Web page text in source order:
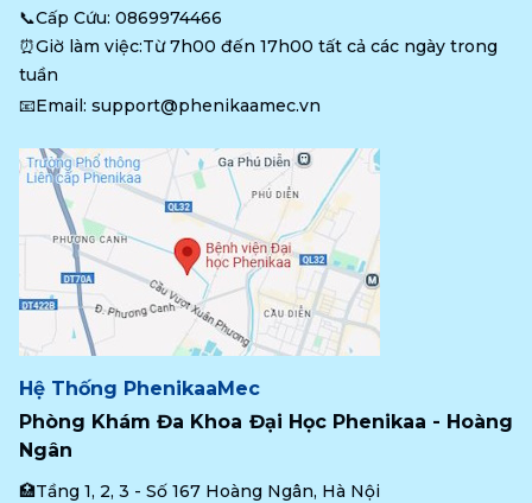
📞Cấp Cứu: 0869974466
⏰Giờ làm việc:Từ 7h00 đến 17h00 tất cả các ngày trong
tuần
📧Email: support@phenikaamec.vn
Hệ Thống PhenikaaMec
Phòng Khám Đa Khoa Đại Học Phenikaa - Hoàng
Ngân
🏥Tầng 1, 2, 3 - Số 167 Hoàng Ngân, Hà Nội